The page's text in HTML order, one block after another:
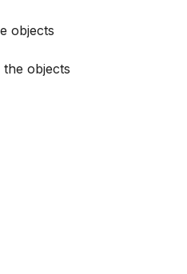
objects
objects